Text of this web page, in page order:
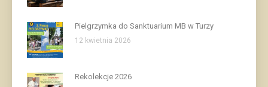
Pielgrzymka do Sanktuarium MB w Turzy
12 kwietnia 2026
Rekolekcje 2026